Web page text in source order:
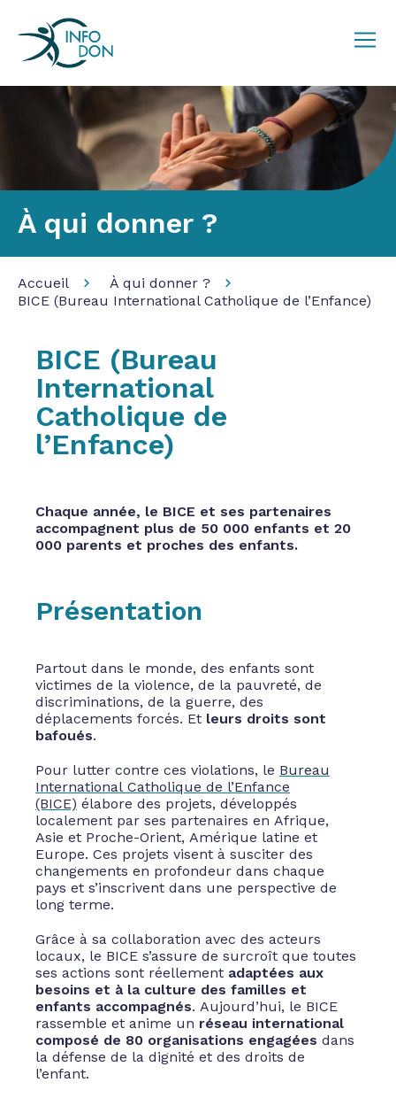
À qui donner ?
Accueil
À qui donner ?
BICE (Bureau International Catholique de l’Enfance)
BICE (Bureau
International
Catholique de
l’Enfance)
Chaque année, le BICE et ses partenaires
accompagnent plus de 50 000 enfants et 20
000 parents et proches des enfants.
Présentation
Partout dans le monde, des enfants sont
victimes de la violence, de la pauvreté, de
discriminations, de la guerre, des
déplacements forcés. Et leurs droits sont
bafoués.
Pour lutter contre ces violations, le Bureau
International Catholique de l’Enfance
(BICE) élabore des projets, développés
localement par ses partenaires en Afrique,
Asie et Proche-Orient, Amérique latine et
Europe. Ces projets visent à susciter des
changements en profondeur dans chaque
pays et s’inscrivent dans une perspective de
long terme.
Grâce à sa collaboration avec des acteurs
locaux, le BICE s’assure de surcroît que toutes
ses actions sont réellement adaptées aux
besoins et à la culture des familles et
enfants accompagnés. Aujourd’hui, le BICE
rassemble et anime un réseau international
composé de 80 organisations engagées dans
la défense de la dignité et des droits de
l’enfant.